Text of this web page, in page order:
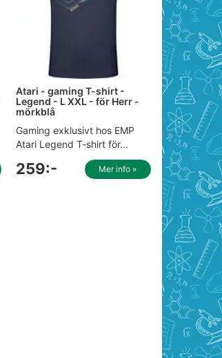
Atari - gaming T-shirt -
Legend - L XXL - för Herr -
mörkblå
Gaming exklusivt hos EMP
Atari Legend T-shirt för...
259:- Mer info »